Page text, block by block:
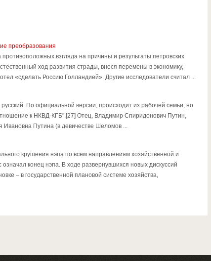
преобразования
взгляда на причины и результаты петровских
ход развития страды, внеся перемены в экономику,
«сделать Россию Голландией». Другие исследователи считал ...
По официальной версии, происходит из рабочей семьи, но
к НКВД-КГБ".[27] Отец, Владимир Спиридонович Путин,
Ивановна Путина (в девичестве Шеломов ...
крушения нэпа по всем направлениям хозяйственной и
конец нэпа. В ходе развернувшихся новых дискуссий
– в государственной плановой системе хозяйства,